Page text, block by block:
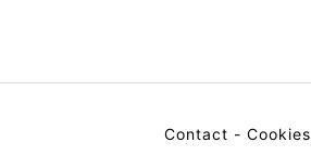
Contact - Cookies